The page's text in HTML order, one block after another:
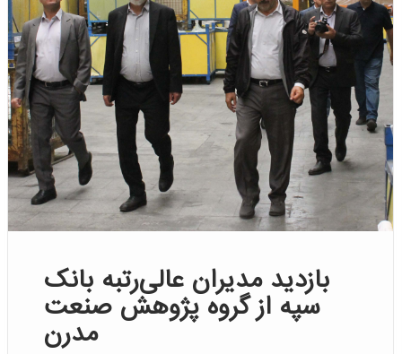
بازدید مدیران عالی‌رتبه بانک
سپه از گروه پژوهش صنعت
مدرن